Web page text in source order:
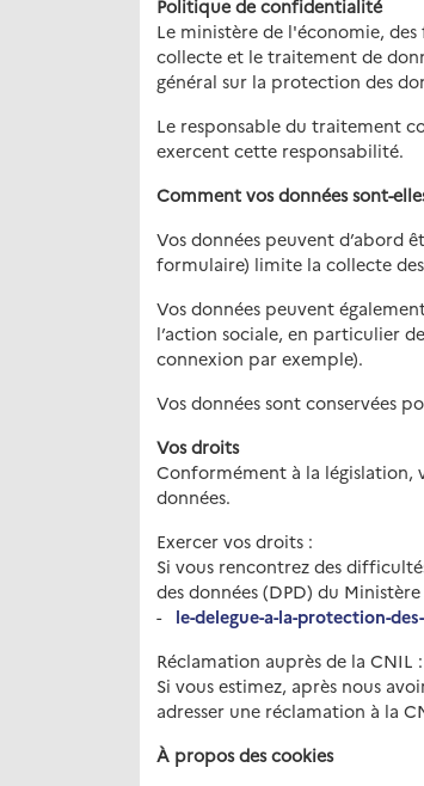
Politique de confidentialité
Le ministère de l'économie,
collecte et le traitement de
général sur la protection des
Le responsable du traitement
exercent cette responsabilité.
Comment vos données sont-
Vos données peuvent d’abord
formulaire) limite la collecte
Vos données peuvent
l’action sociale, en particulier
connexion par exemple).
Vos données sont conservées
Vos droits
Conformément à la législation,
données.
Exercer vos droits :
Si vous rencontrez des
des données (DPD) du Ministère
- le-delegue-a-la-protection-
Réclamation auprès de la CNIL :
Si vous estimez, après nous
adresser une réclamation à la
À propos des cookies